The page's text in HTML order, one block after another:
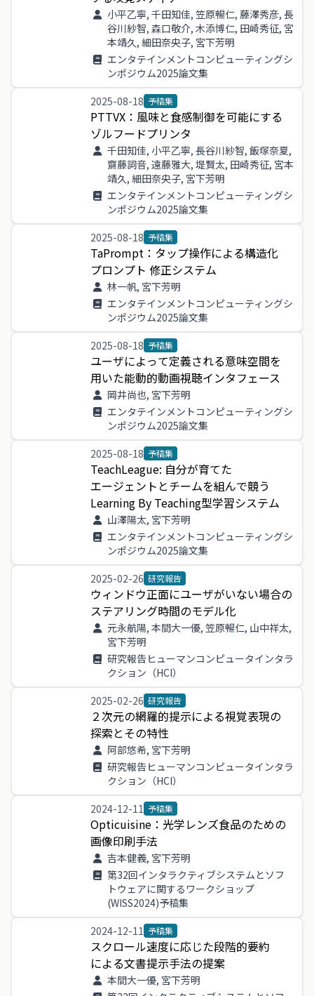
小平乙寧, 千田知佳, 笠原暢仁, 藤澤秀彦, 長
谷川紗智, 森口敬介, 木添博仁, 田崎秀征, 宮
本靖久, 細田奈央子, 宮下芳明
エンタテインメントコンピューティングシ
ンポジウム2025論文集
2025-08-18 予稿集
PTTVX： 風味と食感制御を可能にする
ゾルフードプリンタ
千田知佳, 小平乙寧, 長谷川紗智, 飯塚奈夏,
齋藤詞音, 遠藤雅大, 堤賢太, 田崎秀征, 宮本
靖久, 細田奈央子, 宮下芳明
エンタテインメントコンピューティングシ
ンポジウム2025論文集
2025-08-18 予稿集
TaPrompt： タップ操作による構造化
プロンプト 修正システム
林一帆, 宮下芳明
エンタテインメントコンピューティングシ
ンポジウム2025論文集
2025-08-18 予稿集
ユーザによって定義される意味空間を
用いた能動的動画視聴インタフェース
岡井尚也, 宮下芳明
エンタテインメントコンピューティングシ
ンポジウム2025論文集
2025-08-18 予稿集
TeachLeague: 自分が育てた
エージェント とチームを組んで競う
Learning By Teaching型学習システム
山澤陽太, 宮下芳明
エンタテインメントコンピューティングシ
ンポジウム2025論文集
2025-02-26 研究報告
ウィンドウ正面にユーザがいない場合の
ステアリング時間のモデル化
元永航陽, 本間大一優, 笠原暢仁, 山中祥太,
宮下芳明
研究報告ヒューマンコンピュータインタラ
クション（HCI）
2025-02-26 研究報告
２次元の網羅的提示による視覚表現の
探索とその特性
阿部悠希, 宮下芳明
研究報告ヒューマンコンピュータインタラ
クション（HCI）
2024-12-11 予稿集
Opticuisine： 光学レンズ食品のための
画像印刷手法
吉本健義, 宮下芳明
第32回インタラクティブシステムとソフ
トウェアに関するワークショップ
(WISS2024)予稿集
2024-12-11 予稿集
スクロール速度に応じた段階的要約
による文書提示手法の提案
本間大一優, 宮下芳明